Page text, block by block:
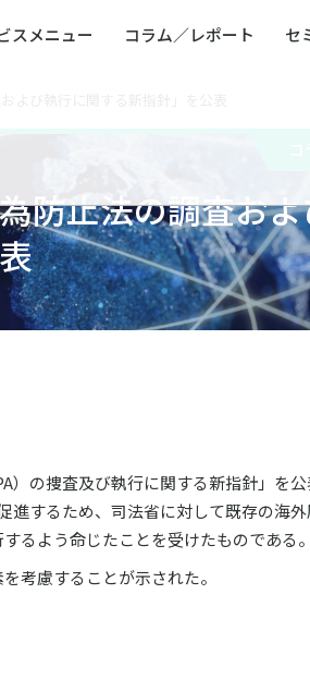
スメニュー コラム／レポート セ
的資本課題解決支援
スク管理（ERM）
イアンス・内部統制
防止法の調査お
）の捜査及び執行に関する新指針」を
するため、司法省に対して既存の海
るよう命じたことを受けたものである。
考慮することが示された。